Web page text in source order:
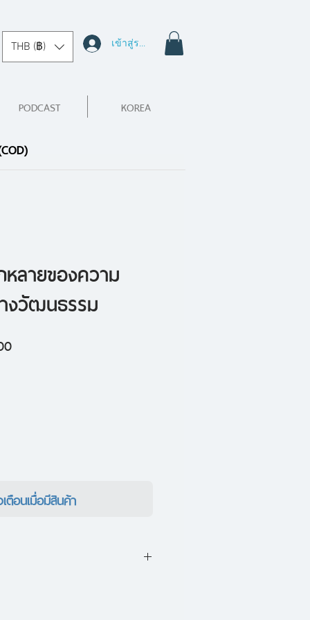
THB (฿) เข้าสู่ระบบ
PODCAST KOREA
หลายของความ
งวัฒนธรรม
ราคา
ตือนเมื่อมีสินค้า
วคิดที่เฟื่องฟูในโลกวิชาการ